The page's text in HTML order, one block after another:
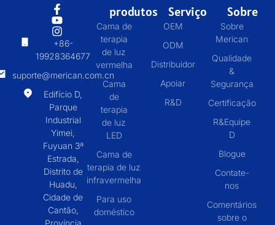
+86-
19928364677
suporte@merican.com.cn
Edifício D,
Parque
Industrial
Yimei,
Fuyuan 3ª
Estrada,
Distrito de
Huadu,
Cidade de
Cantão,
Província
produtos
Cama de
terapia
de luz
vermelha
Cama
de
terapia
de luz
LED
Cama de
terapia de luz
infravermelha
Para uso
doméstico
Serviço
OEM
ODM
Distribuidor
Apoiar
R&D
Sobre
Sobre
Merican
Qualidade
&
Segurança
Certificação
R&Equipe
D
Blogue
Contate-
nos
Comentários
sobre o